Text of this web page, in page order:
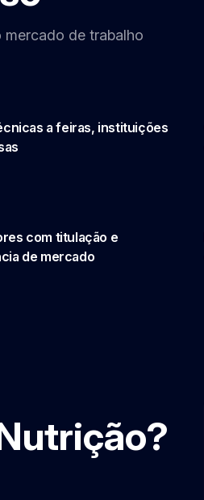
mercado de trabalho
a feiras, instituições
com titulação e
de mercado